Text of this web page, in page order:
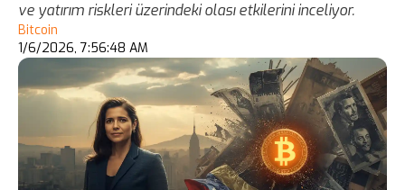
ve yatırım riskleri üzerindeki olası etkilerini inceliyor.
Bitcoin
1/6/2026, 7:56:48 AM